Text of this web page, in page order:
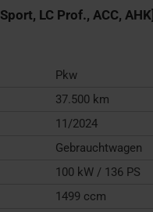
LC Prof., ACC, AHK]
Pkw
37.500 km
11/2024
Gebrauchtwagen
100 kW / 136 PS
1499 ccm